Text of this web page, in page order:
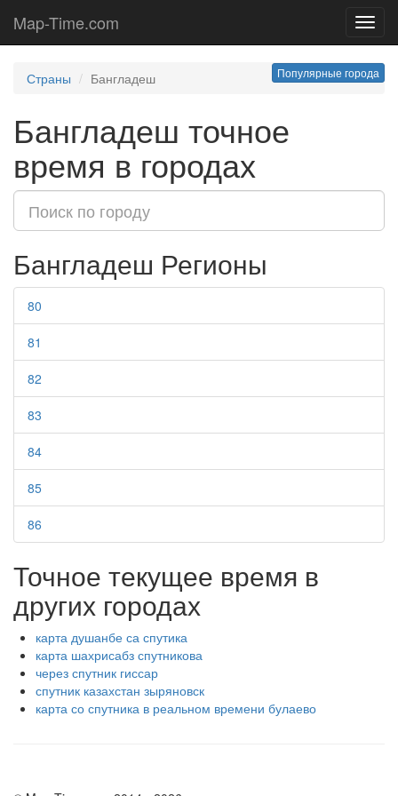
Map-Time.com
Популярные города
Страны Бангладеш
Бангладеш точное
время в городах
Бангладеш Регионы
80
81
82
83
84
85
86
Точное текущее время в
других городах
карта душанбе са спутика
карта шахрисабз спутникова
через спутник гиссар
спутник казахстан зыряновск
карта со спутника в реальном времени булаево